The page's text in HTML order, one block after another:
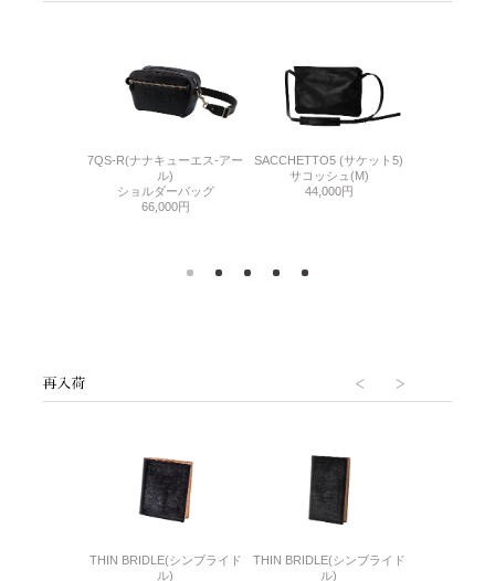
7QS-R(ナナキューエス-アー
ル)
ショルダーバッグ
66,000円
SACCHETTO5 (サケット5)
サコッシュ(M)
44,000円
THIN BRIDLE(シンブライド
ル)
THIN BRIDLE(シンブライド
ル)